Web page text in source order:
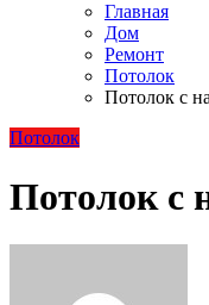
Главная
Дом
Ремонт
Потолок
Потолок с
Потолок
Потолок с